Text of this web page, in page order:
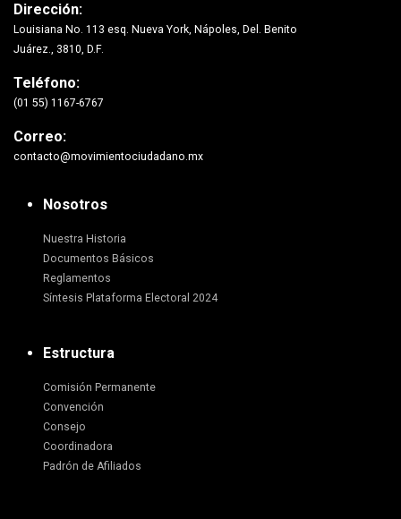
Dirección:
Louisiana No. 113 esq. Nueva York, Nápoles, Del. Benito
Juárez., 3810, D.F.
Teléfono:
(01 55) 1167-6767
Correo:
contacto@movimientociudadano.mx
Nosotros
Nuestra Historia
Documentos Básicos
Reglamentos
Síntesis Plataforma Electoral 2024
Estructura
Comisión Permanente
Convención
Consejo
Coordinadora
Padrón de Afiliados